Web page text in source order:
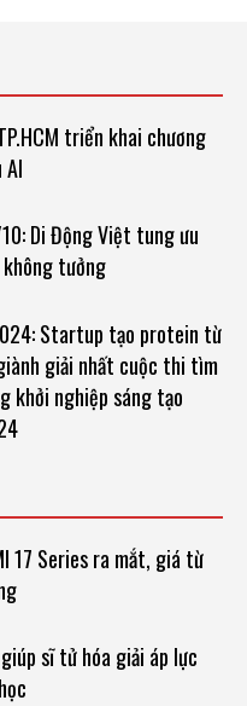
triển khai chương
Di Động Việt tung ưu
tưởng
Startup tạo protein từ
giải nhất cuộc thi tìm
khởi nghiệp sáng tạo
17 Series ra mắt, giá từ
sĩ tử hóa giải áp lực